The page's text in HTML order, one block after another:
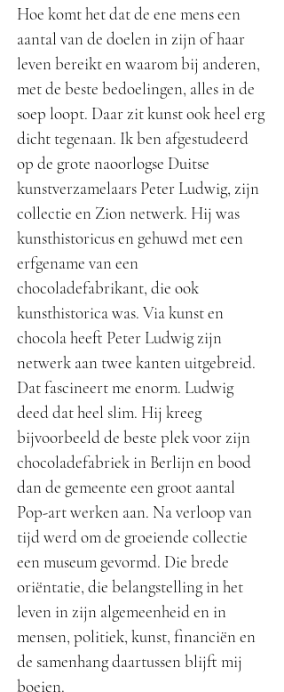
Hoe komt het dat de ene mens een
aantal van de doelen in zijn of haar
leven bereikt en waarom bij anderen,
met de beste bedoelingen, alles in de
soep loopt. Daar zit kunst ook heel erg
dicht tegenaan. Ik ben afgestudeerd
op de grote naoorlogse Duitse
kunstverzamelaars Peter Ludwig, zijn
collectie en Zion netwerk. Hij was
kunsthistoricus en gehuwd met een
erfgename van een
chocoladefabrikant, die ook
kunsthistorica was. Via kunst en
chocola heeft Peter Ludwig zijn
netwerk aan twee kanten uitgebreid.
Dat fascineert me enorm. Ludwig
deed dat heel slim. Hij kreeg
bijvoorbeeld de beste plek voor zijn
chocoladefabriek in Berlijn en bood
dan de gemeente een groot aantal
Pop-art werken aan. Na verloop van
tijd werd om de groeiende collectie
een museum gevormd. Die brede
oriëntatie, die belangstelling in het
leven in zijn algemeenheid en in
mensen, politiek, kunst, financiën en
de samenhang daartussen blijft mij
boeien.